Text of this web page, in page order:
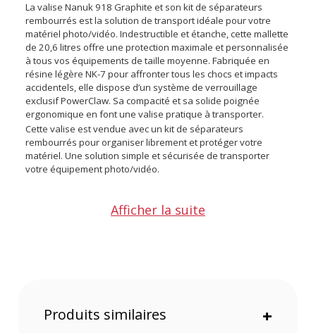
La valise Nanuk 918 Graphite et son kit de séparateurs
rembourrés est la solution de transport idéale pour votre
matériel photo/vidéo. Indestructible et étanche, cette mallette
de 20,6 litres offre une protection maximale et personnalisée
à tous vos équipements de taille moyenne. Fabriquée en
résine légère NK-7 pour affronter tous les chocs et impacts
accidentels, elle dispose d’un système de verrouillage
exclusif PowerClaw. Sa compacité et sa solide poignée
ergonomique en font une valise pratique à transporter.
Cette valise est vendue avec un kit de séparateurs
rembourrés pour organiser librement et protéger votre
matériel. Une solution simple et sécurisée de transporter
votre équipement photo/vidéo.
existe également en coloris :Afficher la suite
Produits similaires +